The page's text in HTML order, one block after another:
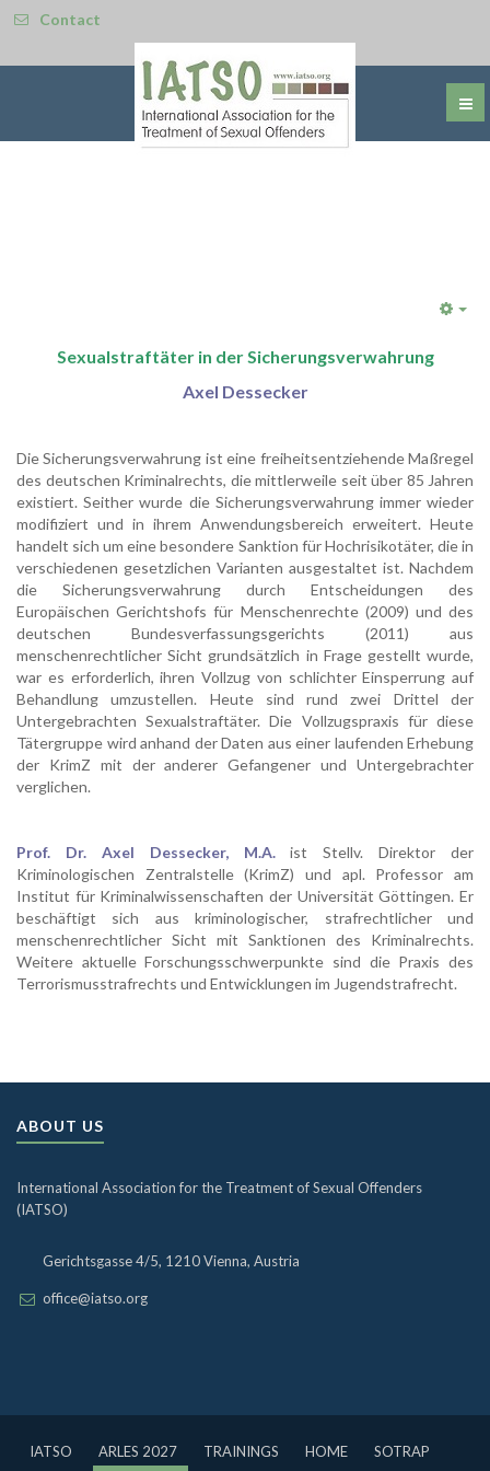
Contact
Sexualstraftäter in der Sicherungsverwahrung
Axel Dessecker
Die Sicherungsverwahrung ist eine freiheitsentziehende Maßregel
des deutschen Kriminalrechts, die mittlerweile seit über 85 Jahren
existiert. Seither wurde die Sicherungsverwahrung immer wieder
modifiziert und in ihrem Anwendungsbereich erweitert. Heute
handelt sich um eine besondere Sanktion für Hochrisikotäter, die in
verschiedenen gesetzlichen Varianten ausgestaltet ist. Nachdem
die Sicherungsverwahrung durch Entscheidungen des
Europäischen Gerichtshofs für Menschenrechte (2009) und des
deutschen Bundesverfassungsgerichts (2011) aus
menschenrechtlicher Sicht grundsätzlich in Frage gestellt wurde,
war es erforderlich, ihren Vollzug von schlichter Einsperrung auf
Behandlung umzustellen. Heute sind rund zwei Drittel der
Untergebrachten Sexualstraftäter. Die Vollzugspraxis für diese
Tätergruppe wird anhand der Daten aus einer laufenden Erhebung
der KrimZ mit der anderer Gefangener und Untergebrachter
verglichen.
Prof. Dr. Axel Dessecker, M.A.ist Stellv. Direktor der
Kriminologischen Zentralstelle (KrimZ) und apl. Professor am
Institut für Kriminalwissenschaften der Universität Göttingen. Er
beschäftigt sich aus kriminologischer, strafrechtlicher und
menschenrechtlicher Sicht mit Sanktionen des Kriminalrechts.
Weitere aktuelle Forschungsschwerpunkte sind die Praxis des
Terrorismusstrafrechts und Entwicklungen im Jugendstrafrecht.
ABOUT US
International Association for the Treatment of Sexual Offenders
(IATSO)
Gerichtsgasse 4/5, 1210 Vienna, Austria
office@iatso.org
IATSO ARLES 2027 TRAININGS HOME SOTRAP